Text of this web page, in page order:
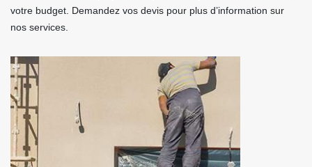
votre budget. Demandez vos devis pour plus d’information sur
nos services.